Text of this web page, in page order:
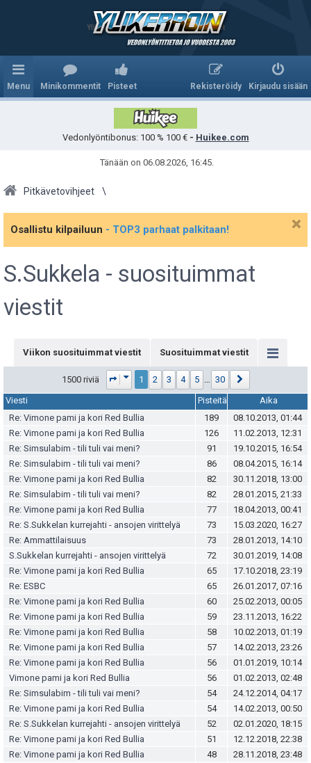
Ylikerroin.com - Parhaat veikkausvihjeet
Menu Minikommentit Pisteet Kirjaudu sisään
Rekisteröidy
Vedonlyöntibonus: 100 % 100 € - Huikee.com
Tänään on 06.08.2026, 16:45.
Pitkävetovihjeet
Osallistu kilpailuun - TOP3 parhaat palkitaan!
S.Sukkela - suosituimmat
viestit
Viikon suosituimmat viestit Suosituimmat viestit
1500 riviä Sivu /30
1 2 3 4 5 … 30
Viesti Pisteitä
Aika
Re: Vimone pami ja kori Red Bullia
189
08.10.2013, 01:44
Re: Vimone pami ja kori Red Bullia
126
11.02.2013, 12:31
Re: Simsulabim - tili tuli vai meni?
91
19.10.2015, 16:54
Re: Simsulabim - tili tuli vai meni?
86
08.04.2015, 16:14
Re: Vimone pami ja kori Red Bullia
82
30.11.2018, 13:00
Re: Simsulabim - tili tuli vai meni?
82
28.01.2015, 21:33
Re: Vimone pami ja kori Red Bullia
77
18.04.2013, 00:41
Re: S.Sukkelan kurrejahti - ansojen virittelyä
73
15.03.2020, 16:27
Re: Ammattilaisuus
73
28.01.2013, 14:10
S.Sukkelan kurrejahti - ansojen virittelyä
72
30.01.2019, 14:08
Re: Vimone pami ja kori Red Bullia
65
17.10.2018, 23:19
Re: ESBC
65
26.01.2017, 07:16
Re: Vimone pami ja kori Red Bullia
60
25.02.2013, 00:05
Re: Vimone pami ja kori Red Bullia
59
23.11.2013, 16:22
Re: Vimone pami ja kori Red Bullia
58
10.02.2013, 01:19
Re: Vimone pami ja kori Red Bullia
57
14.02.2013, 23:26
Re: Vimone pami ja kori Red Bullia
56
01.01.2019, 10:14
Vimone pami ja kori Red Bullia
56
01.02.2013, 02:48
Re: Simsulabim - tili tuli vai meni?
54
24.12.2014, 04:17
Re: Vimone pami ja kori Red Bullia
54
14.02.2013, 00:50
Re: S.Sukkelan kurrejahti - ansojen virittelyä
52
02.01.2020, 18:15
Re: Vimone pami ja kori Red Bullia
51
12.12.2018, 22:38
Re: Vimone pami ja kori Red Bullia
48
28.11.2018, 23:48